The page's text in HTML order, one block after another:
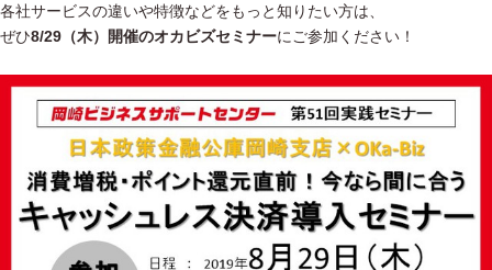
各社サービスの違いや特徴などをもっと知りたい方は、
ぜひ8/29（木）開催のオカビズセミナーにご参加ください！